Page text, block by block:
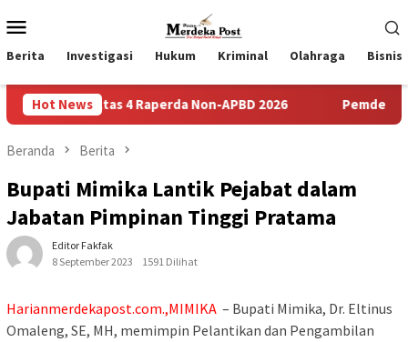
ke
kontenMobile
Berita Investigasi Hukum Kriminal Olahraga Bisnis
Hot News
4 Raperda Non-APBD 2026 Pemdes Bulusari Gelar
Beranda Berita
Bupati Mimika Lantik Pejabat dalam
Jabatan Pimpinan Tinggi Pratama
Editor Fakfak
8 September 2023
1591 Dilihat
Harianmerdekapost.com.,MIMIKA – Bupati Mimika, Dr. Eltinus
Omaleng, SE, MH, memimpin Pelantikan dan Pengambilan